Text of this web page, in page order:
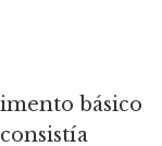
básico